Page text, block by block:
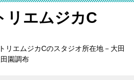
リエムジカC
リエムジカCのスタジオ所在地－大田
園調布